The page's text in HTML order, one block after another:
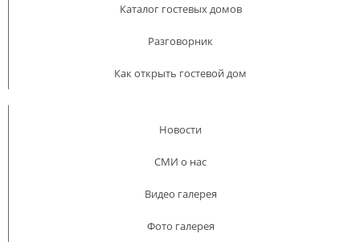
Каталог гостевых домов
Разговорник
Как открыть гостевой дом
Новости
СМИ о нас
Видео галерея
Фото галерея